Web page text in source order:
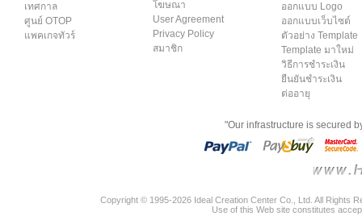
เทศกาล
ศูนย์ OTOP
แพคเกจทัวร์
โฆษณา
User Agreement
Privacy Policy
สมาชิก
ออกแบบ Logo
ออกแบบเว็บไซต์
ตัวอย่าง Template
Template มาใหม่
วิธีการชำระเงิน
ยืนยันชำระเงิน
ต่ออายุ
"Our infrastructure is secured
Copyright © 1995-2026 Ideal Creation Center Co., Ltd. All Rights
Use of this Web site constitutes